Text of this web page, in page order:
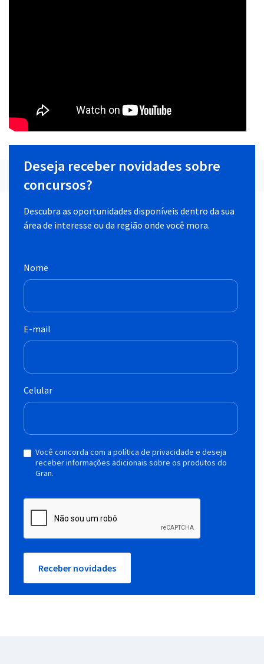
Deseja receber novidades sobre
concursos?
Descubra as oportunidades disponíveis dentro da sua
área de interesse ou da região onde você mora.
Nome
E-mail
Celular
Você concorda com a política de privacidade e deseja
receber informações adicionais sobre os produtos do
Gran.
Receber novidades